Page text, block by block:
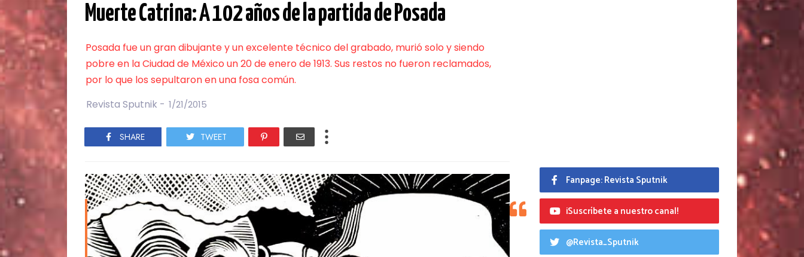
Muerte Catrina: A 102 años de la partida de Posada
Posada fue un gran dibujante y un excelente técnico del grabado, murió solo y siendo
pobre en la Ciudad de México un 20 de enero de 1913. Sus restos no fueron reclamados,
por lo que los sepultaron en una fosa común.
Revista Sputnik - 1/21/2015
SHARE TWEET
Fanpage: Revista Sputnik
¡Suscríbete a nuestro canal!
@Revista_Sputnik